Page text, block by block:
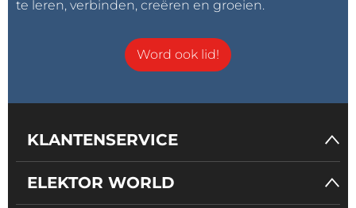
te leren, verbinden, creëren en groeien.
Word ook lid!
KLANTENSERVICE
ELEKTOR WORLD